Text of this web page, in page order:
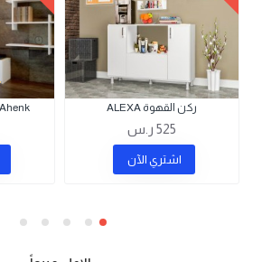
ركن القهوة ALEXA
525 ر.س
اشتري اﻵن
Ahenk طاولة تلفزيون ابيض